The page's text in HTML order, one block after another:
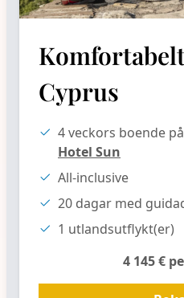
Cyprus
4 veckors boende
Hotel Sun
All-inclusive
20 dagar med
1 utlandsutflykt(er)
4 145 €